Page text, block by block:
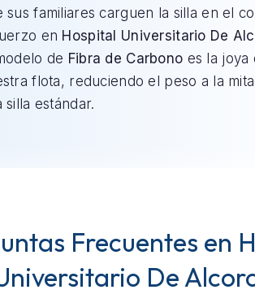
sus familiares carguen la silla en el
en Hospital Universitario De
de Fibra de Carbono es la joya
flota, reduciendo el peso a la
silla estándar.
Frecuentes en
De